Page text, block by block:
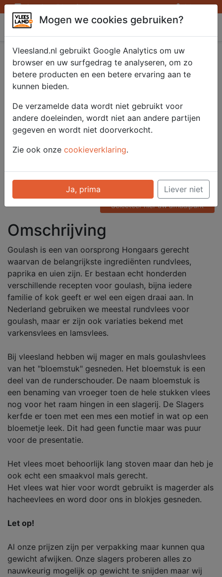
Openingstijden afhaalpunten Inloggen
Vleesland
Runder Goulashvlees
blokjes 2x500 gr.
Artikelnummer
51103
Categorie
Voor onze prijzen moet u
ingelogd zijn.
Selecteer hier uw afhaalpunt
Omschrijving
Goulash is een van oorsprong Hongaars gerecht
waarvan de belangrijkste ingrediënten rundvlees,
paprika en uien zijn. Er bestaan echt honderden
verschillende recepten voor goulash, bijna iedere
familie of kok geeft er wel een eigen draai aan. In
Nederland gebruiken we meestal rundvlees voor
goulash, maar er zijn ook variaties bekend met
varkensvlees en lamsvlees.
Bij vleesland hebben wij mager en mals goulashvlees
van het "bloemstuk" gesneden. Het bloemstuk is een
deel van de runderschouder. De naam bloemstuk is
een benaming van vroeger toen de hele stukken vlees
nog voor het raam hingen in een slagerij. De Slagers
kerfde er toen met een mes een motief in wat op een
bloemetje leek. Dit had geen functie maar was puur
voor de presentatie.
Het vlees moet behoorlijk lang stoven maar dan heb je
ook echt een smaakvol mals gerecht.
Het vlees wat hier voor wordt gebruikt is magerder als
hacheevlees en word door ons in blokjes gesneden.
Let op!
Al onze prijzen zijn per verpakking maar kunnen qua
gewicht afwijken. Onze slagers proberen alles zo
nauwkeurig mogelijk op gewicht te snijden maar wij
Mogen we cookies gebruiken?
Vleesland.nl gebruikt Google Analytics om uw
browser en uw surfgedrag te analyseren, om zo
betere producten en een betere ervaring aan te
kunnen bieden.
De verzamelde data wordt niet gebruikt voor
andere doeleinden, wordt niet aan andere partijen
gegeven en wordt niet doorverkocht.
Zie ook onze cookieverklaring.
Ja, prima Liever niet